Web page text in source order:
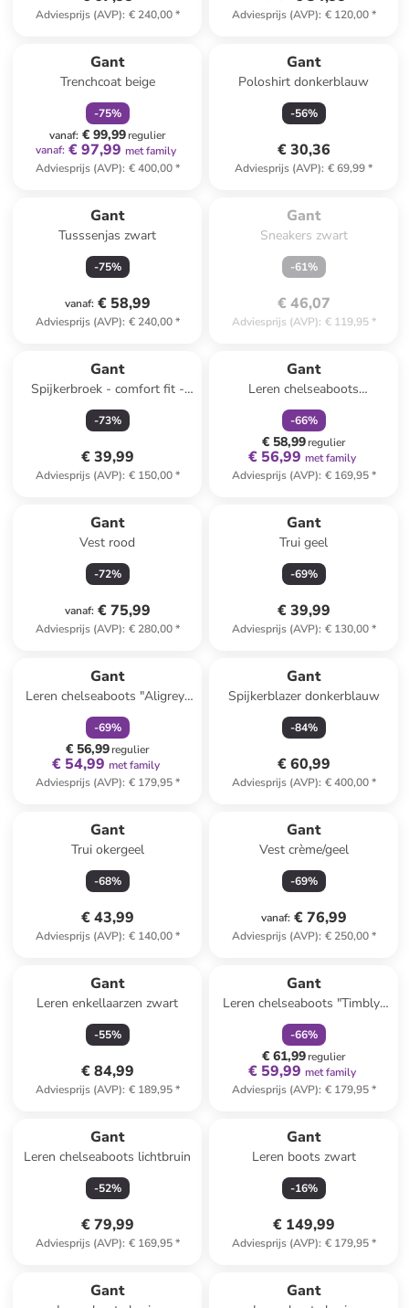
Adviesprijs (AVP): € 240,00* Adviesprijs (AVP): € 120,00*
Gant
Trenchcoat beige
-75%
vanaf: € 99,99regulier
vanaf: € 97,99 met family
Adviesprijs (AVP): € 400,00*
Gant
Poloshirt donkerblauw
-56%
€ 30,36
Adviesprijs (AVP): € 69,99*
Gant
Tusssenjas zwart
-75%
vanaf: € 58,99
Adviesprijs (AVP): € 240,00*
uitverkocht.
Gant
Sneakers zwart
-61%
€ 46,07
Adviesprijs (AVP): € 119,95*
Gant
Spijkerbroek - comfort fit -
blauw
-73%
€ 39,99
Adviesprijs (AVP): € 150,00*
Gant
Leren chelseaboots
"Snowmont" zwart
-66%
€ 58,99regulier
€ 56,99 met family
Adviesprijs (AVP): € 169,95*
Gant
Vest rood
-72%
vanaf: € 75,99
Adviesprijs (AVP): € 280,00*
Gant
Trui geel
-69%
€ 39,99
Adviesprijs (AVP): € 130,00*
Gant
Leren chelseaboots "Aligrey"
aubergine
-69%
€ 56,99regulier
€ 54,99 met family
Adviesprijs (AVP): € 179,95*
Gant
Spijkerblazer donkerblauw
-84%
€ 60,99
Adviesprijs (AVP): € 400,00*
Gant
Trui okergeel
-68%
€ 43,99
Adviesprijs (AVP): € 140,00*
Gant
Vest crème/geel
-69%
vanaf: € 76,99
Adviesprijs (AVP): € 250,00*
Gant
Leren enkellaarzen zwart
-55%
€ 84,99
Adviesprijs (AVP): € 189,95*
Gant
Leren chelseaboots "Timbly"
zwart
-66%
€ 61,99regulier
€ 59,99 met family
Adviesprijs (AVP): € 179,95*
Gant
Leren chelseaboots lichtbruin
-52%
€ 79,99
Adviesprijs (AVP): € 169,95*
Gant
Leren boots zwart
-16%
€ 149,99
Adviesprijs (AVP): € 179,95*
Gant Gant